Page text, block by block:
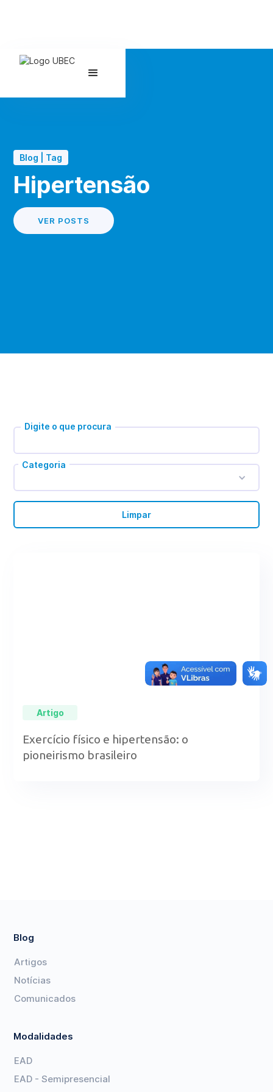
Blog | Tag
Hipertensão
VER POSTS
Digite o que procura
Categoria
Limpar
Artigo
Exercício físico e hipertensão: o
pioneirismo brasileiro
Blog
Artigos
Notícias
Comunicados
Modalidades
EAD
EAD - Semipresencial